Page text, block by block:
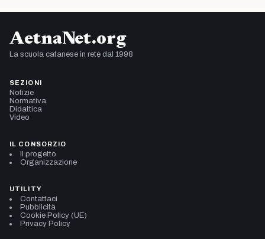
AetnaNet.org
La scuola catanese in rete dal 1998
SEZIONI
Notizie
Normativa
Didattica
Video
IL CONSORZIO
Il progetto
Organizzazione
UTILITY
Contattaci
Pubblicità
Cookie Policy (UE)
Privacy Policy